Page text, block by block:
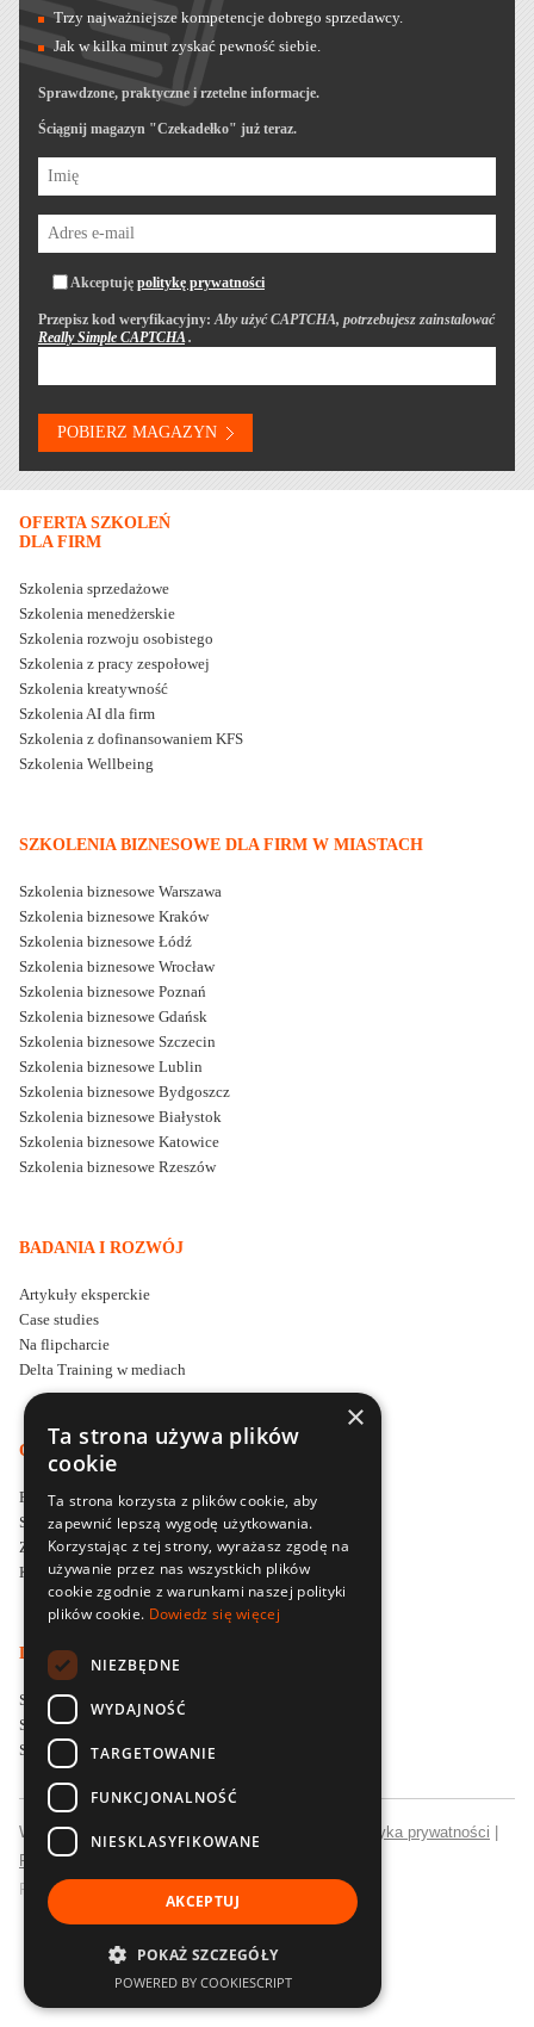
Trzy najważniejsze kompetencje dobrego sprzedawcy.
Jak w kilka minut zyskać pewność siebie.
Sprawdzone, praktyczne i rzetelne informacje.
Ściągnij magazyn "Czekadełko" już teraz.
Akceptuję politykę prywatności
Przepisz kod weryfikacyjny:Aby użyć CAPTCHA, potrzebujesz zainstalować
Really Simple CAPTCHA.
OFERTA SZKOLEŃ
DLA FIRM
Szkolenia sprzedażowe
Szkolenia menedżerskie
Szkolenia rozwoju osobistego
Szkolenia z pracy zespołowej
Szkolenia kreatywność
Szkolenia AI dla firm
Szkolenia z dofinansowaniem KFS
Szkolenia Wellbeing
SZKOLENIA BIZNESOWE DLA FIRM W MIASTACH
Szkolenia biznesowe Warszawa
Szkolenia biznesowe Kraków
Szkolenia biznesowe Łódź
Szkolenia biznesowe Wrocław
Szkolenia biznesowe Poznań
Szkolenia biznesowe Gdańsk
Szkolenia biznesowe Szczecin
Szkolenia biznesowe Lublin
Szkolenia biznesowe Bydgoszcz
Szkolenia biznesowe Białystok
Szkolenia biznesowe Katowice
Szkolenia biznesowe Rzeszów
BADANIA I ROZWÓJ
Artykuły eksperckie
Case studies
Na flipcharcie
Delta Training w mediach
O DELTA TRAINING
Firma szkoleniowa Delta Training
Styl i filozofia prowadzenia szkoleń
Zapytaj o ofertę szkoleniową
Kontakt
LOKALNE SPECJALIZACJE SZKOLENIOWE
Szkolenia menedżerskie dla firm w Poznaniu
Szkolenia sprzedażowe dla firm we Wrocławiu
Szkolenia sprzedażowe dla firm w Łodzi
Wszelkie prawa zastrzeżone © Delta Training | Polityka prywatności
Polityka jakości
Realizacja:
×
Ta strona używa plików
cookie
Ta strona korzysta z plików cookie, aby
zapewnić lepszą wygodę użytkowania.
Korzystając z tej strony, wyrażasz zgodę na
używanie przez nas wszystkich plików
cookie zgodnie z warunkami naszej polityki
plików cookie. Dowiedz się więcej
NIEZBĘDNE
WYDAJNOŚĆ
TARGETOWANIE
FUNKCJONALNOŚĆ
NIESKLASYFIKOWANE
AKCEPTUJ
POKAŻ SZCZEGÓŁY
POWERED BY COOKIESCRIPT